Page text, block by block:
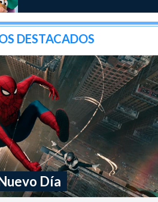
DESTACADOS
Día